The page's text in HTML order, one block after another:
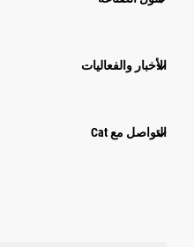
الأخبار والفعاليات
التواصل مع Cat